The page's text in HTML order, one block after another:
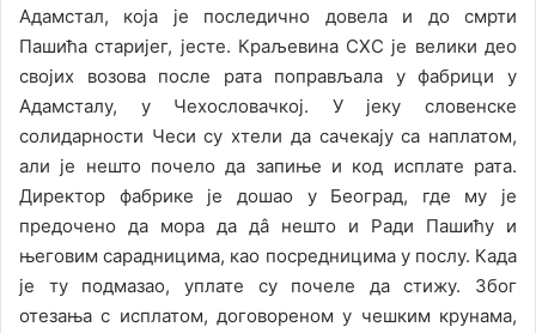
Адамстал, која је последично довела и до смрти
Пашића старијег, јесте. Краљевина СХС је велики део
својих возова после рата поправљала у фабрици у
Адамсталу, у Чехословачкој. У јеку словенске
солидарности Чеси су хтели да сачекају са наплатом,
али је нешто почело да запиње и код исплате рата.
Директор фабрике је дошао у Београд, где му је
предочено да мора да дâ нешто и Ради Пашићу и
његовим сарадницима, као посредницима у послу. Када
је ту подмазао, уплате су почеле да стижу. Због
отезања с исплатом, договореном у чешким крунама,